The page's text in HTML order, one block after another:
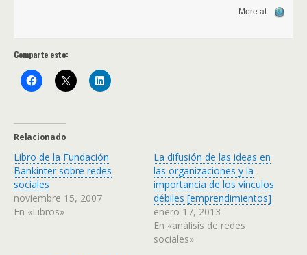
More at
Comparte esto:
Relacionado
Libro de la Fundación
Bankinter sobre redes
sociales
noviembre 15, 2007
En «Libros»
La difusión de las ideas en
las organizaciones y la
importancia de los vínculos
débiles [emprendimientos]
enero 17, 2013
En «análisis de redes
sociales»